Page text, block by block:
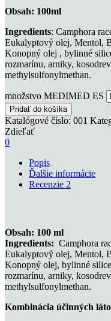
Obsah: 100ml
Ingredients: Camphora
Eukalyptový olej, Mentol,
Konopný olej , bylinné
rozmarínu, arniky,
methylsulfonylmethan.
množstvo MEDIMED ES
Pridať do košíka
Katalógové číslo: 001
Zdieľať
0
Popis
Ďalšie informácie
Recenzie 2
Obsah: 100 ml
Ingredients: Camphora
Eukalyptový olej, Mentol,
Konopný olej, bylinné
rozmarínu, arniky,
methylsulfonylmethan.
Kombinácia účinných